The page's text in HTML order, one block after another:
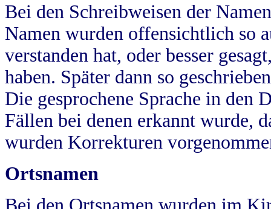
Bei den Schreibweisen der
Namen wurden offensichtlich so
verstanden hat, oder besser
haben. Später dann so
Die gesprochene Sprache in
Fällen bei denen erkannt wurde,
wurden Korrekturen
Ortsnamen